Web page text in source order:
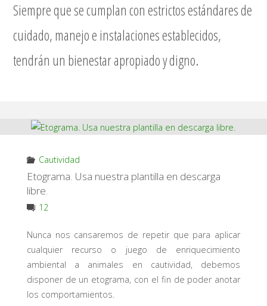
Siempre que se cumplan con estrictos estándares de
cuidado, manejo e instalaciones establecidos,
tendrán un bienestar apropiado y digno.
Cautividad
Etograma. Usa nuestra plantilla en descarga
libre.
12
Nunca nos cansaremos de repetir que para aplicar
cualquier recurso o juego de enriquecimiento
ambiental a animales en cautividad, debemos
disponer de un etograma, con el fin de poder anotar
los comportamientos.